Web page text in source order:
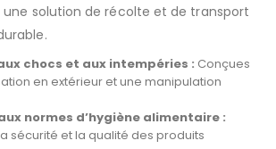
solution de récolte et de transport
chocs et aux intempéries : Conçues
en extérieur et une manipulation
normes d’hygiène alimentaire :
sécurité et la qualité des produits